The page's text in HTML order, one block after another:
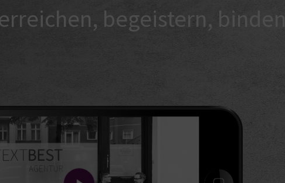
begeistern, binden
Play Video